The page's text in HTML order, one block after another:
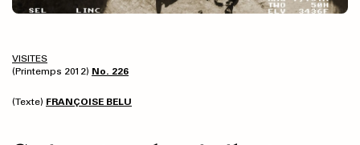
VISITES
(Printemps 2012) No. 226
(Texte) FRANÇOISE BELU